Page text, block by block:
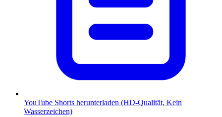
YouTube Shorts herunterladen (HD-Qualität, Kein
Wasserzeichen)